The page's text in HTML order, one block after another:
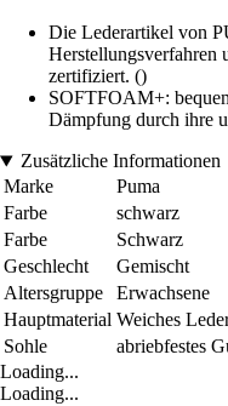
Die Lederartikel von
Herstellungsverfahren
zertifiziert. ()
SOFTFOAM+:
Dämpfung durch ihre
Zusätzliche Informationen
Marke
Puma
Farbe
schwarz
Farbe
Schwarz
Geschlecht
Gemischt
Altersgruppe
Erwachsene
Hauptmaterial Weiches
Sohle
abriebfestes
Loading...
Loading...